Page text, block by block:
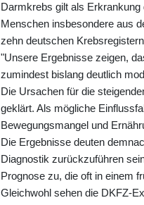
Darmkrebs gilt als
Menschen insbesondere aus
zehn deutschen
"Unsere Ergebnisse zeigen,
zumindest bislang deutlich
Die Ursachen für die
geklärt. Als mögliche
Bewegungsmangel und
Die Ergebnisse deuten
Diagnostik zurückzuführen
Prognose zu, die oft in einem
Gleichwohl sehen die DKFZ-